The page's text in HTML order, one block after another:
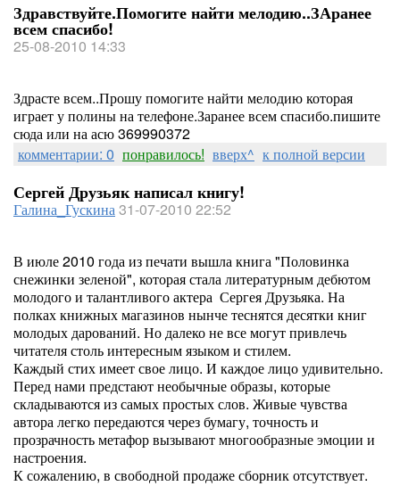
Здравствуйте.Помогите найти мелодию..ЗАранее
всем спасибо!
25-08-2010 14:33
Здрасте всем..Прошу помогите найти мелодию которая
играет у полины на телефоне.Заранее всем спасибо.пишите
сюда или на асю 369990372
комментарии: 0 понравилось! вверх^ к полной версии
Сергей Друзьяк написал книгу!
Галина_Гускина31-07-2010 22:52
В июле 2010 года из печати вышла книга "Половинка
снежинки зеленой", которая стала литературным дебютом
молодого и талантливого актера Сергея Друзьяка. На
полках книжных магазинов нынче теснятся десятки книг
молодых дарований. Но далеко не все могут привлечь
читателя столь интересным языком и стилем.
Каждый стих имеет свое лицо. И каждое лицо удивительно.
Перед нами предстают необычные образы, которые
складываются из самых простых слов. Живые чувства
автора легко передаются через бумагу, точность и
прозрачность метафор вызывают многообразные эмоции и
настроения.
К сожалению, в свободной продаже сборник отсутствует.